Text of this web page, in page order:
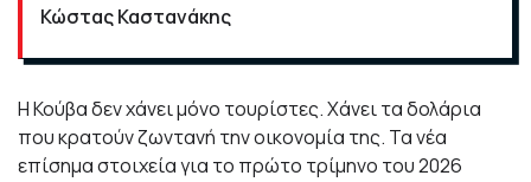
Κώστας Καστανάκης
Η Κούβα δεν χάνει μόνο τουρίστες. Χάνει τα δολάρια
που κρατούν ζωντανή την οικονομία της. Τα νέα
επίσημα στοιχεία για το πρώτο τρίμηνο του 2026